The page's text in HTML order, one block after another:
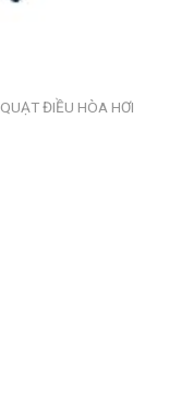
QUẠT ĐIỀU HÒA HƠI